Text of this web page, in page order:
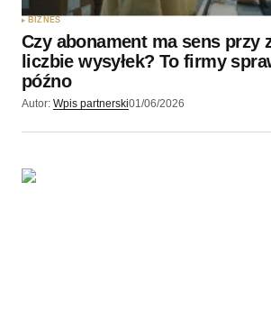
BIZNES
Czy abonament ma sens przy
liczbie wysyłek? To firmy
późno
Autor: Wpis partnerski01/06/2026